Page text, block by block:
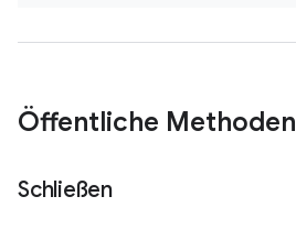
Öffentliche Methoden
Schließen